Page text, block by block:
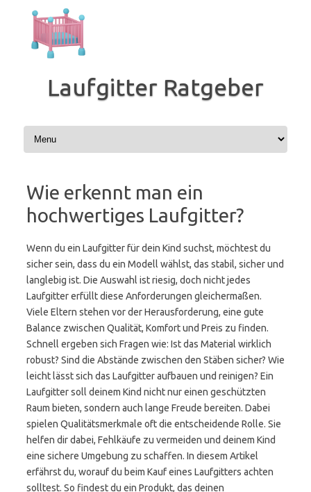
Inhalt
springen
Laufgitter Ratgeber
Wie erkennt man ein
hochwertiges Laufgitter?
Wenn du ein Laufgitter für dein Kind suchst, möchtest du
sicher sein, dass du ein Modell wählst, das stabil, sicher und
langlebig ist. Die Auswahl ist riesig, doch nicht jedes
Laufgitter erfüllt diese Anforderungen gleichermaßen.
Viele Eltern stehen vor der Herausforderung, eine gute
Balance zwischen Qualität, Komfort und Preis zu finden.
Schnell ergeben sich Fragen wie: Ist das Material wirklich
robust? Sind die Abstände zwischen den Stäben sicher? Wie
leicht lässt sich das Laufgitter aufbauen und reinigen? Ein
Laufgitter soll deinem Kind nicht nur einen geschützten
Raum bieten, sondern auch lange Freude bereiten. Dabei
spielen Qualitätsmerkmale oft die entscheidende Rolle. Sie
helfen dir dabei, Fehlkäufe zu vermeiden und deinem Kind
eine sichere Umgebung zu schaffen. In diesem Artikel
erfährst du, worauf du beim Kauf eines Laufgitters achten
solltest. So findest du ein Produkt, das deinen